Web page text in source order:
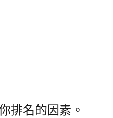
排名的因素。